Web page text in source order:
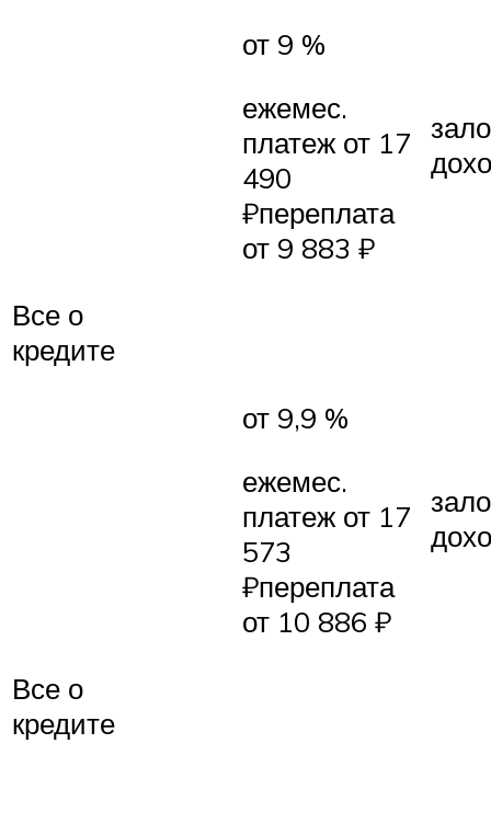
от 9 %
ежемес.
платеж от 17
490
₽переплата
от 9 883 ₽
Все о
кредите
от 9,9 %
ежемес.
платеж от 17
573
₽переплата
от 10 886 ₽
Все о
кредите